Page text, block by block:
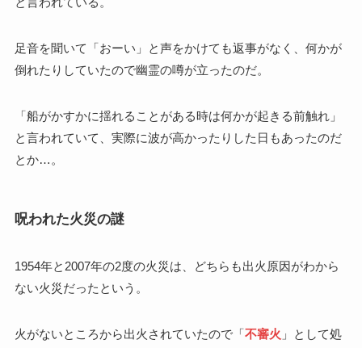
足音を聞いて「おーい」と声をかけても返事がなく、何かが
倒れたりしていたので幽霊の噂が立ったのだ。
「船がかすかに揺れることがある時は何かが起きる前触れ」
と言われていて、実際に波が高かったりした日もあったのだ
とか…。
呪われた火災の謎
1954年と2007年の2度の火災は、どちらも出火原因がわから
ない火災だったという。
火がないところから出火されていたので「不審火 」として処